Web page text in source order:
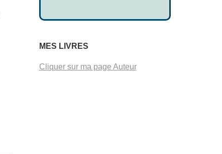
MES LIVRES
Cliquer sur ma page Auteur